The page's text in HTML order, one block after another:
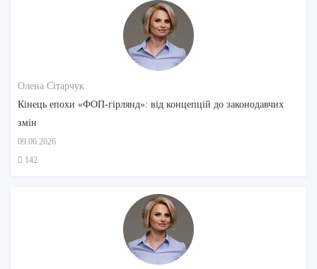
Олена Сітарчук
Кінець епохи «ФОП-гірлянд»: від концепцій до законодавчих
змін
09.06.2026
142